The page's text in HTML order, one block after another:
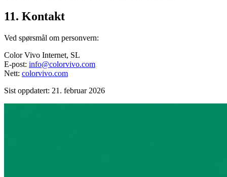
11. Kontakt
Ved spørsmål om personvern:
Color Vivo Internet, SL
E-post: info@colorvivo.com
Nett: colorvivo.com
Sist oppdatert: 21. februar 2026